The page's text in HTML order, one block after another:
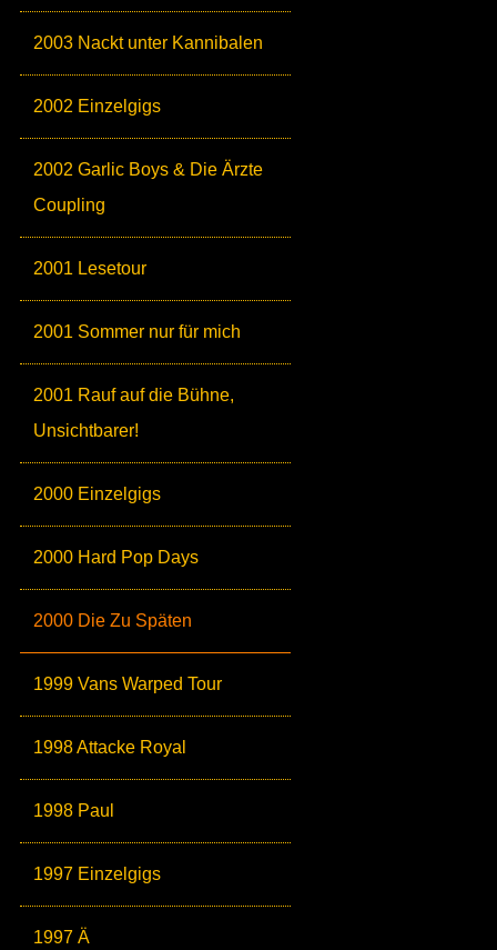
2003 Nackt unter Kannibalen
2002 Einzelgigs
2002 Garlic Boys & Die Ärzte
Coupling
2001 Lesetour
2001 Sommer nur für mich
2001 Rauf auf die Bühne,
Unsichtbarer!
2000 Einzelgigs
2000 Hard Pop Days
2000 Die Zu Späten
1999 Vans Warped Tour
1998 Attacke Royal
1998 Paul
1997 Einzelgigs
1997 Ä